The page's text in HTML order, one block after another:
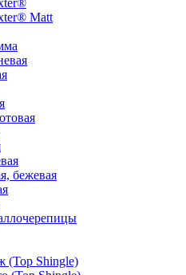
Matt
бежевая
(Top Shingle)